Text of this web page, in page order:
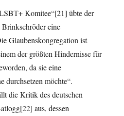
Komitee“[21] übte der
eine
Glaubenskongregation ist
der größten Hindernisse für
da sie eine
durchsetzen möchte“.
die Kritik des deutschen
aus, dessen